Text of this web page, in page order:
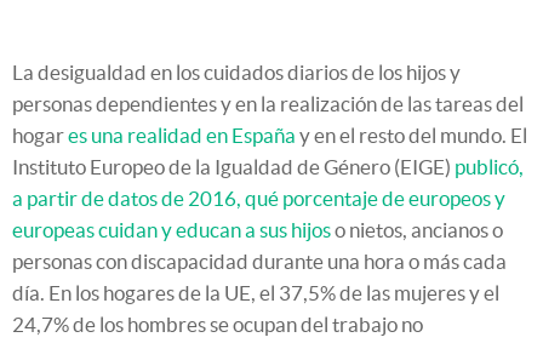
La desigualdad en los cuidados diarios de los hijos y
personas dependientes y en la realización de las tareas del
hogares una realidad en España y en el resto del mundo. El
Instituto Europeo de la Igualdad de Género (EIGE) publicó,
a partir de datos de 2016, qué porcentaje de europeos y
europeas cuidan y educan a sus hijoso nietos, ancianos o
personas con discapacidad durante una hora o más cada
día. En los hogares de la UE, el 37,5% de las mujeres y el
24,7% de los hombres se ocupan del trabajo no